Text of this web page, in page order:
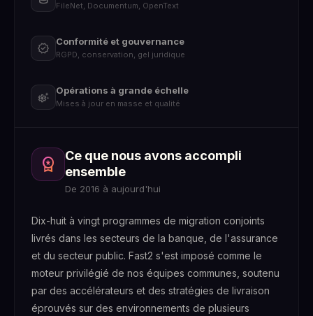
FileNet, Documentum, OpenText
verified Conformité et gouvernance
RGPD, conservation, gel juridique
settings_suggest Opérations à grande échelle
Mises à jour en masse et qualité
workspace_premium
Ce que nous avons accompli
ensemble
De 2016 à aujourd'hui
Dix-huit à vingt programmes de migration conjoints
livrés dans les secteurs de la banque, de l'assurance
et du secteur public. Fast2 s'est imposé comme le
moteur privilégié de nos équipes communes, soutenu
par des accélérateurs et des stratégies de livraison
éprouvés sur des environnements de plusieurs
database Migration de données et contenus
Toute source, toute échelle
verified Conformité et gouvernance
RGPD, conservation, découverte légale
settings_suggest Opérations à grande échelle
Opérations de contenu en continu